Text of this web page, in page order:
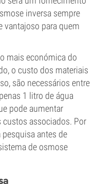
inversa sempre
vantajoso para quem
mais económica do
o custo dos materiais
são necessários entre
1 litro de água
pode aumentar
associados. Por
antes de
de osmose